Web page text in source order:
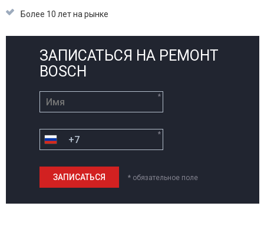
Более 10 лет на рынке
ЗАПИСАТЬСЯ НА РЕМОНТ
BOSCH
*
*
* обязательное поле